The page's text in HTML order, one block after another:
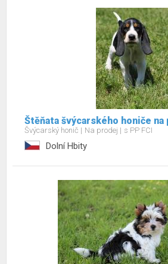
Štěňata švýcarského honiče na
Švýcarský honič Na prodej s PP FCI
Dolní Hbity